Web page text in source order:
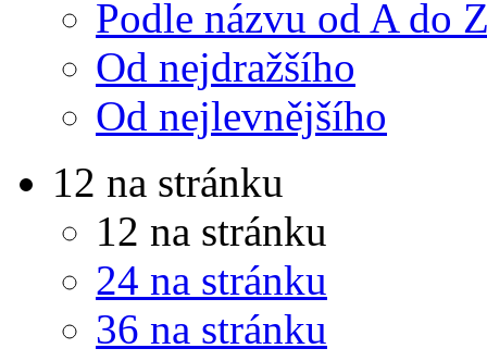
Podle názvu od A do
Od nejdražšího
Od nejlevnějšího
12 na stránku
12 na stránku
24 na stránku
36 na stránku